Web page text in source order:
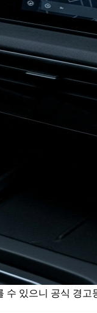
있으니 공식 경고